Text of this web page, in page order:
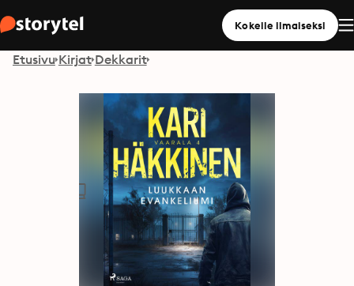
Kokeile ilmaiseksi
Etusivu Kirjat Dekkarit